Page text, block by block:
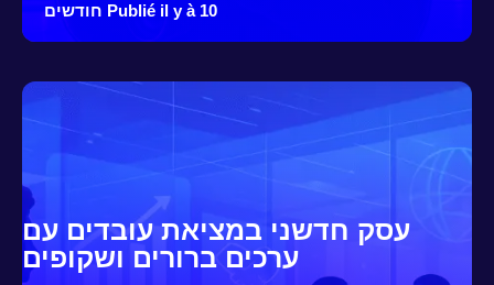
Publié il y à 10 חודשים
עסק חדשני במציאת עובדים עם
ערכים ברורים ושקופים